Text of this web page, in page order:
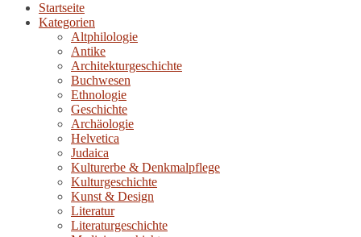
Startseite
Kategorien
Altphilologie
Antike
Architekturgeschichte
Buchwesen
Ethnologie
Geschichte
Archäologie
Helvetica
Judaica
Kulturerbe & Denkmalpflege
Kulturgeschichte
Kunst & Design
Literatur
Literaturgeschichte